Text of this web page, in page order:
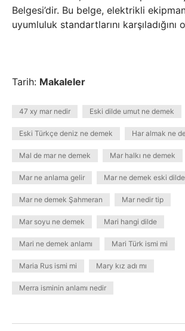
Belgesi’dir. Bu belge, elektrikli
uyumluluk standartlarını karşıladığını
Tarih: Makaleler
47 xy mar nedir Eski dilde umut ne demek
Eski Türkçe deniz ne demek Har almak ne
Mal de mar ne demek Mar halkı ne demek
Mar ne anlama gelir Mar ne demek eski dilde
Mar ne demek Şahmeran Mar nedir tip
Mar soyu ne demek Mari hangi dilde
Mari ne demek anlamı Mari Türk ismi mi
Maria Rus ismi mi Mary kız adı mı
Merra isminin anlamı nedir